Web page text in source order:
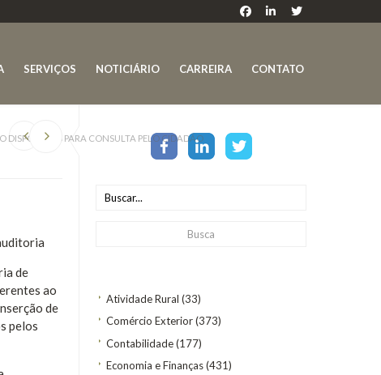
SERVIÇOS NOTICIÁRIO CARREIRA CONTATO
Atividade Rural (33)
Comércio Exterior(373)
Contabilidade(177)
Economia e Finanças(431)
DISPONÍVEIS PARA CONSULTA PELO CIDADÃO
de
ao
de
pelos